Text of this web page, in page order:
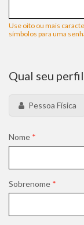
Use oito ou mais
símbolos para uma
Qual seu
Pessoa Física
Nome *
Sobrenome *